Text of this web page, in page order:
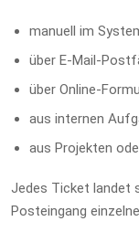
manuell im
über E-Mail-
über Online-
aus internen
aus Projekten
Jedes Ticket landet
Posteingang